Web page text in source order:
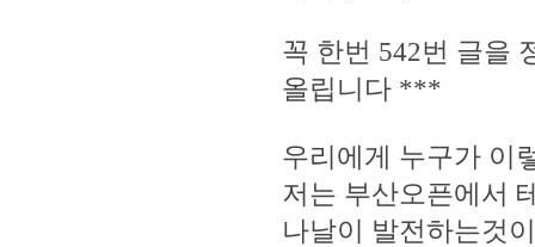
꼭 한번 542번 글을
올립니다 ***
우리에게 누구가 이
저는 부산오픈에서
나날이 발전하는것